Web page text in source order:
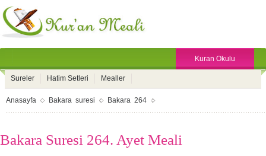
Kuran Okulu
Sureler Hatim Setleri Mealler
Anasayfa Bakara suresi Bakara 264
Bakara Suresi 264. Ayet Meali